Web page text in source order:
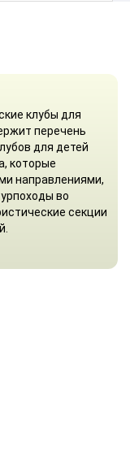
клубы для
перечень
для детей
которые
направлениями,
во
секции